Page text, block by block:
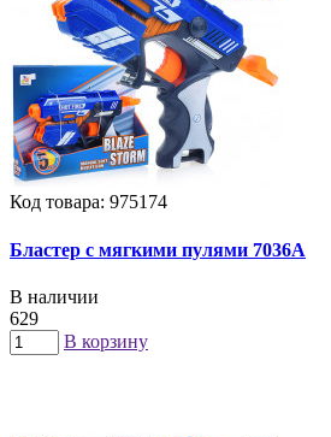
Код товара: 975174
Бластер с мягкими пулями 7036A
В наличии
629
В корзину